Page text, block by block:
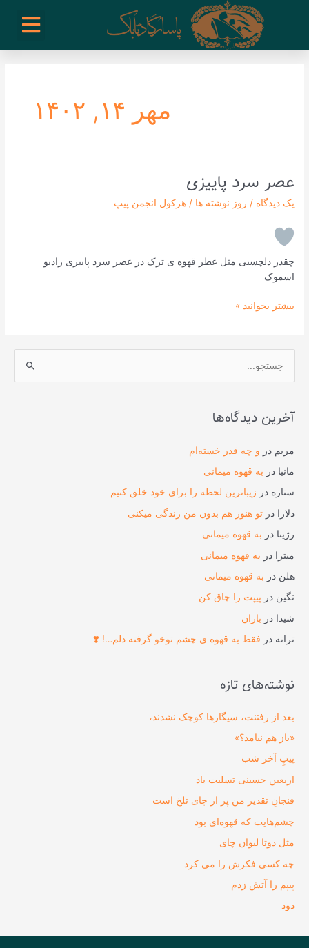
مهر ۱۴, ۱۴۰۲
عصر سرد پاییزی
یک دیدگاه / روز نوشته ها /هرکول انجمن پیپ
چقدر دلچسبی مثل عطر قهوه ی ترک در عصر سرد پاییزی رادیو
اسموک
عصر
پاییزی
بیشتر بخوانید »
ج
ا
ی
:
آخرین دیدگاه‌ها
مریم در و چه قدر خسته‌ام
مانیا در به قهوه میمانی
ستاره در زیباترین لحظه را برای خود خلق کنیم
دلارا درتو هنوز هم بدون من زندگی میکنی
رژینا در به قهوه میمانی
میترا در به قهوه میمانی
هلن در به قهوه میمانی
نگین در پیپت را چاق کن
شیدا در باران
ترانه در فقط به قهوه ی چشم توخو گرفته دلم…! ❣️
نوشته‌های تازه
بعد از رفتنت، سیگارها کوچک نشدند،
«باز هم نیامد؟»
پیپِ آخر شب
اربعین حسینی تسلیت باد
فنجانِ تقدیر من پر از چای تلخ است
چشم‌هایت که قهوه‌ای بود
مثل دوتا لیوان چای
چه کسی فکرش را می‌ کرد
پیپم را آتش زدم
دود